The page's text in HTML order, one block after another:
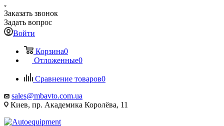
Заказать звонок
Задать вопрос
Войти
Корзина0
Отложенные0
Сравнение товаров0
sales@mbavto.com.ua
Киев, пр. Академика Королёва, 11